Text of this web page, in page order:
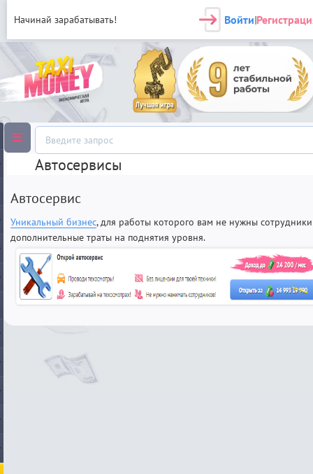
Начинай зарабатывать! Войти|
Автосервисы
Автосервис
Уникальный бизнес, для работы которого вам не нужны
дополнительные траты на поднятия уровня.